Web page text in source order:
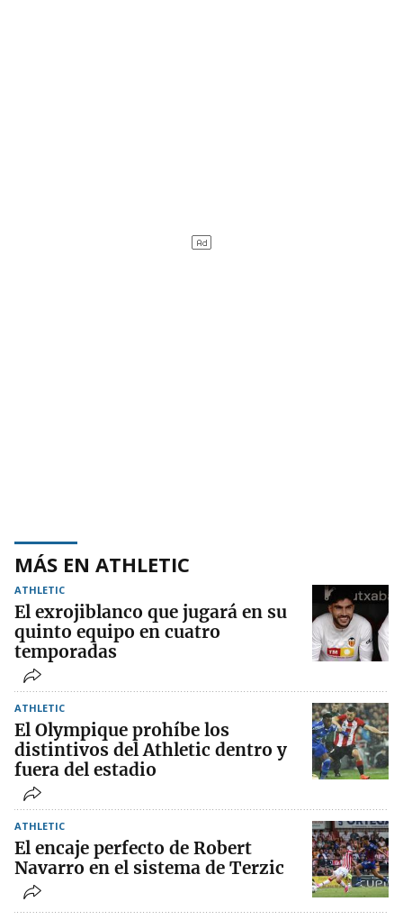
MÁS EN ATHLETIC
ATHLETIC
El exrojiblanco que jugará en su
quinto equipo en cuatro
temporadas
ATHLETIC
El Olympique prohíbe los
distintivos del Athletic dentro y
fuera del estadio
ATHLETIC
El encaje perfecto de Robert
Navarro en el sistema de Terzic